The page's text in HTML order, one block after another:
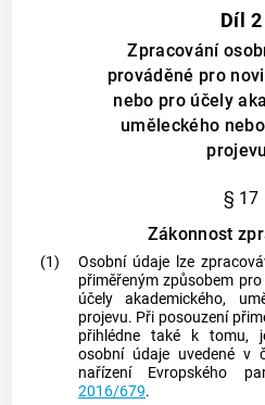
Díl 2
Zpracování
prováděné pro
nebo pro účely
uměleckého
projevu
§ 17
Zákonnost
(1)
Osobní údaje lze
přiměřeným způsobem
účely akademického,
projevu. Při posouzení
přihlédne také k tomu,
osobní údaje uvedené
nařízení Evropského
2016/679.